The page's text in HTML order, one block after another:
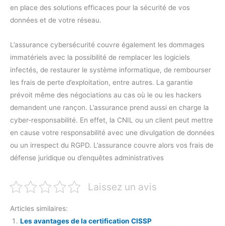
en place des solutions efficaces pour la sécurité de vos
données et de votre réseau.
L’assurance cybersécurité couvre également les dommages
immatériels avec la possibilité de remplacer les logiciels
infectés, de restaurer le système informatique, de rembourser
les frais de perte d’exploitation, entre autres. La garantie
prévoit même des négociations au cas où le ou les hackers
demandent une rançon. L’assurance prend aussi en charge la
cyber-responsabilité. En effet, la CNIL ou un client peut mettre
en cause votre responsabilité avec une divulgation de données
ou un irrespect du RGPD. L’assurance couvre alors vos frais de
défense juridique ou d’enquêtes administratives
Laissez un avis
Articles similaires:
Les avantages de la certification CISSP